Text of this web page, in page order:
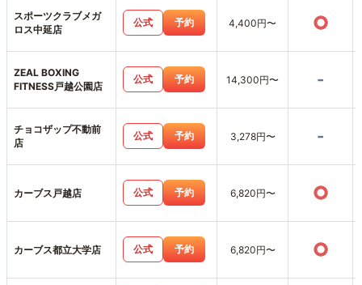
スポーツクラブメガ
ロス中延店
公式 予約 4,400円〜 ○
ZEAL BOXING
FITNESS戸越公園店
公式 予約 14,300円〜 -
チョコザップ不動前
店
公式 予約 3,278円〜 -
カーブス戸越店 公式 予約 6,820円〜 ○
カーブス都立大学店 公式 予約 6,820円〜 ○